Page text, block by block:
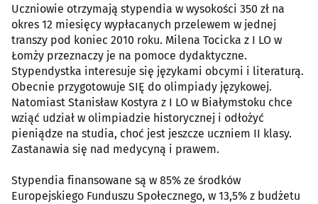
Uczniowie otrzymają stypendia w wysokości 350 zł na
okres 12 miesięcy wypłacanych przelewem w jednej
transzy pod koniec 2010 roku. Milena Tocicka z I LO w
Łomży przeznaczy je na pomoce dydaktyczne.
Stypendystka interesuje się językami obcymi i literaturą.
Obecnie przygotowuje SIĘ do olimpiady językowej.
Natomiast Stanisław Kostyra z I LO w Białymstoku chce
wziąć udział w olimpiadzie historycznej i odłożyć
pieniądze na studia, choć jest jeszcze uczniem II klasy.
Zastanawia się nad medycyną i prawem.
Stypendia finansowane są w 85% ze środków
Europejskiego Funduszu Społecznego, w 13,5% z budżetu